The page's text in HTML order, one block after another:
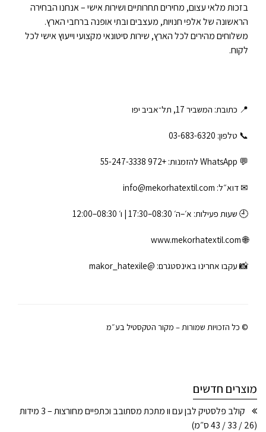
בזכות מלאי עצום, מחירים תחרותיים ושירות אישי – אנחנו הבחירה
הראשונה של אלפי חנויות, מעצבים ובתי אופנה ברחבי הארץ.
משלוחים מהירים לכל הארץ, שירות סיטונאי מקצועי וייעוץ אישי לכל
לקוח.
📍 כתובת: המשביר 17, תל־אביב יפו
📞 טלפון: ‎03-683-6320
💬 WhatsApp להזמנות: +972 55-247-3338
✉ דוא״ל: info@mekorhatextil.com
🕘 שעות פעילות: א׳–ה׳ 08:30–17:30 | ו׳ 08:30–12:00
🌐
www.mekorhatextil.com
📸 עקבו אחרינו באינסטגרם: @makor_hatexile
© כל הזכויות שמורות – מקור הטקסטיל בע״מ
מוצרים חדשים
קולב פלסטיק לבן עם וו מתכת מסתובב וכתפיים מחורצות – 3 מידות
(26 / 33 / 43 ס״מ)